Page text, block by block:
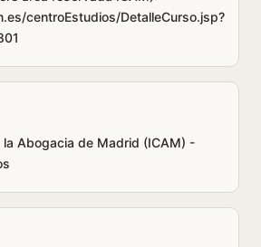
centroEstudios/DetalleCurso.jsp?
la Abogacia de Madrid (ICAM) -